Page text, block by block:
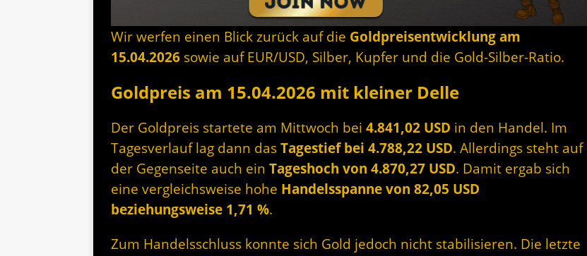
Wir werfen einen Blick zurück auf die Goldpreisentwicklung am
15.04.2026 sowie auf EUR/USD, Silber, Kupfer und die Gold-Silber-Ratio.
Goldpreis am 15.04.2026 mit kleiner Delle
Der Goldpreis startete am Mittwoch bei 4.841,02 USD in den Handel. Im
Tagesverlauf lag dann das Tagestief bei 4.788,22 USD. Allerdings steht auf
der Gegenseite auch ein Tageshoch von 4.870,27 USD. Damit ergab sich
eine vergleichsweise hohe Handelsspanne von 82,05 USD
beziehungsweise 1,71 %.
Zum Handelsschluss konnte sich Gold jedoch nicht stabilisieren. Die letzte